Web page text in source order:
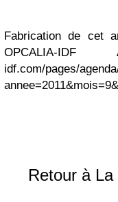
Fabrication de cet
OPCALIA-IDF
idf.com/pages/
Retour à